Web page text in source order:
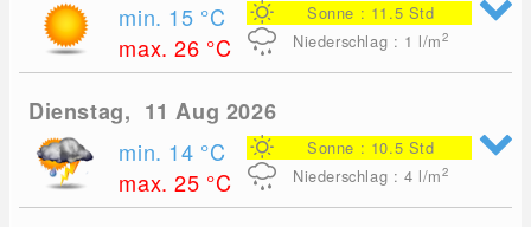
min. 15 °C
max. 26 °C
Sonne : 11.5 Std
Niederschlag : 1 l/m2
Dienstag, 11 Aug 2026
min. 14 °C
max. 25 °C
Sonne : 10.5 Std
Niederschlag : 4 l/m2